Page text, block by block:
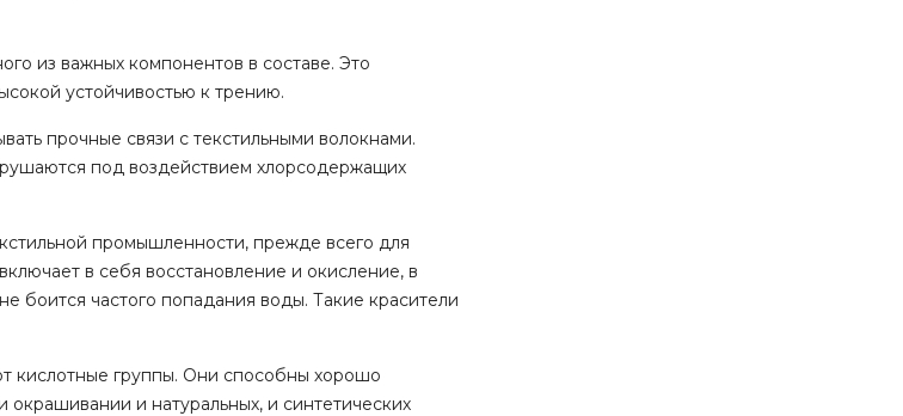
из важных компонентов в составе. Это
устойчивостью к трению.
прочные связи с текстильными волокнами.
под воздействием хлорсодержащих
промышленности, прежде всего для
в себя восстановление и окисление, в
боится частого попадания воды. Такие красители
кислотные группы. Они способны хорошо
и натуральных, и синтетических